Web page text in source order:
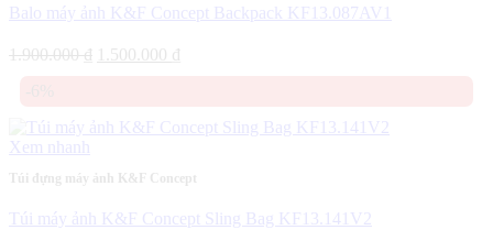
Balo máy ảnh K&F Concept Backpack KF13.087AV1
1.900.000₫
Giá
1.500.000 ₫
1.500.000 ₫.
Xem nhanh
Túi đựng máy ảnh K&F Concept
Túi máy ảnh K&F Concept Sling Bag KF13.141V2